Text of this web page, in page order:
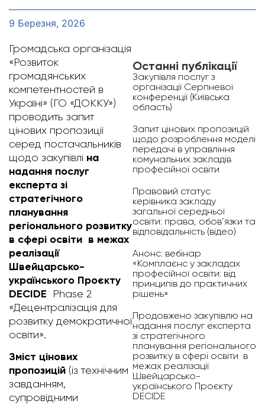
9 Березня, 2026
Громадська організація
«Розвиток
громадянських
компетентностей в
Україні» (ГО «ДОККУ»)
проводить запит
цінових пропозиції
серед постачальників
щодо закупівлі на
надання послуг
експерта зі
стратегічного
планування
регіонального розвитку
в сфері освіти в межах
реалізації
Швейцарсько-
українського Проєкту
DECIDE
Phase 2
«Децентралізація для
розвитку демократичної
освіти».
Зміст цінових
пропозицій (із технічним
завданням,
супровідними
Останні публікації
Закупівля послуг з
організації Серпневої
конференції (Київська
область)
Запит цінових пропозицій
щодо розроблення моделі
передачі в управління
комунальних закладів
професійної освіти
Правовий статус
керівника закладу
загальної середньої
освіти: права, обов’язки та
відповідальність (відео)
Анонс: вебінар
«Комплаєнс у закладах
професійної освіти: від
принципів до практичних
рішень»
Продовжено закупівлю на
надання послуг експерта
зі стратегічного
планування регіонального
розвитку в сфері освіти в
межах реалізації
Швейцарсько-
українського Проєкту
DECIDE